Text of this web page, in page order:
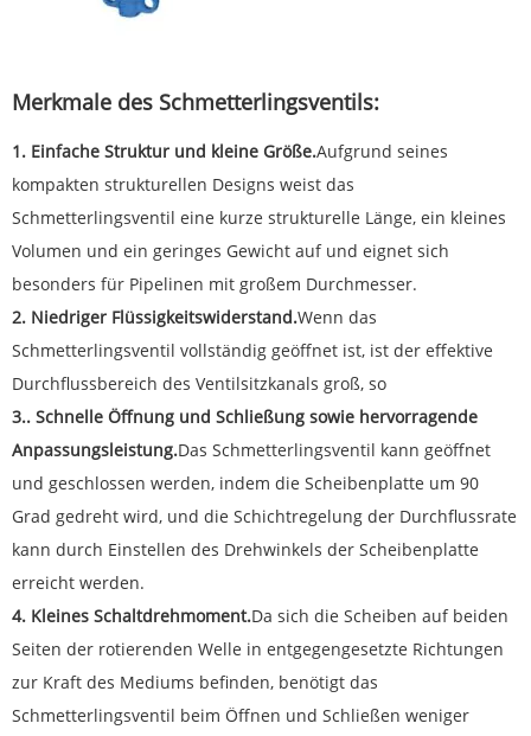
Merkmale des Schmetterlingsventils:
1. Einfache Struktur und kleine Größe.Aufgrund seines
kompakten strukturellen Designs weist das
Schmetterlingsventil eine kurze strukturelle Länge, ein kleines
Volumen und ein geringes Gewicht auf und eignet sich
besonders für Pipelinen mit großem Durchmesser.
2. Niedriger Flüssigkeitswiderstand.Wenn das
Schmetterlingsventil vollständig geöffnet ist, ist der effektive
Durchflussbereich des Ventilsitzkanals groß, so
3.. Schnelle Öffnung und Schließung sowie hervorragende
Anpassungsleistung.Das Schmetterlingsventil kann geöffnet
und geschlossen werden, indem die Scheibenplatte um 90
Grad gedreht wird, und die Schichtregelung der Durchflussrate
kann durch Einstellen des Drehwinkels der Scheibenplatte
erreicht werden.
4. Kleines Schaltdrehmoment.Da sich die Scheiben auf beiden
Seiten der rotierenden Welle in entgegengesetzte Richtungen
zur Kraft des Mediums befinden, benötigt das
Schmetterlingsventil beim Öffnen und Schließen weniger